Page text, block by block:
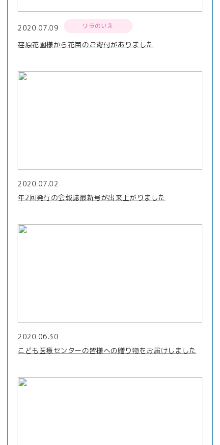
2020.07.09 リラのいえ
荏原花園様から花苗のご寄付がありました
2020.07.02
年2回発行の会報誌最新号が出来上がりました
2020.06.30
こども医療センターの皆様への贈り物をお届けしました